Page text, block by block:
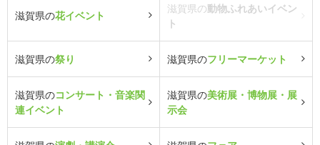
滋賀県の花イベント
滋賀県の動物ふれあいイベン
ト
滋賀県の祭り 滋賀県のフリーマーケット
滋賀県のコンサート・音楽関
連イベント
滋賀県の美術展・博物展・展
示会